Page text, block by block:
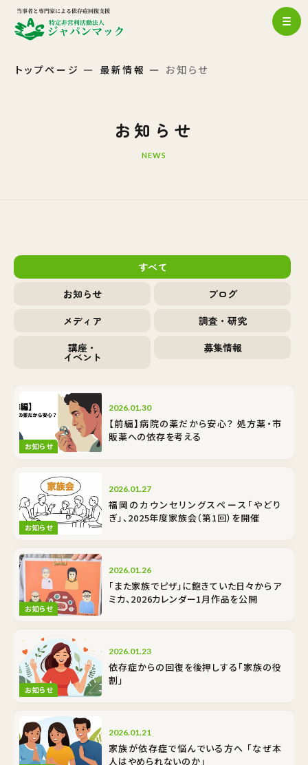
トップページ 最新情報 お知らせ
お知らせ
NEWS
すべて
お知らせ
ブログ
メディア
調査・研究
講座・
イベント
募集情報
お知らせ
2026.01.30
【前編】病院の薬だから安心？ 処方薬・市
販薬への依存を考える
お知らせ
2026.01.27
福岡のカウンセリングスペース「やどり
ぎ」、2025年度家族会（第1回）を開催
お知らせ
2026.01.26
「また家族でピザ」に飽きていた日々から――ア
ミカ、2026カレンダー1月作品を公開
お知らせ
2026.01.23
依存症からの回復を後押しする「家族の役
割」
2026.01.21
家族が依存症で悩んでいる方へ 「なぜ本
人はやめられないのか」